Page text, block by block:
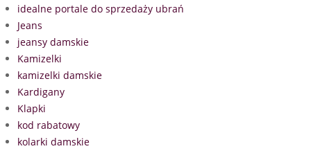
idealne portale do sprzedaży ubrań
Jeans
jeansy damskie
Kamizelki
kamizelki damskie
Kardigany
Klapki
kod rabatowy
kolarki damskie